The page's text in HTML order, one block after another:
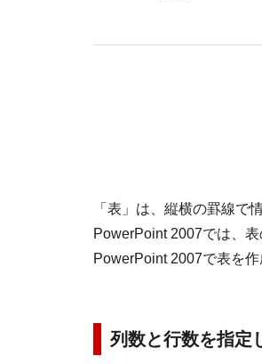
「表」は、縦横の罫線で
PowerPoint 2007では、
PowerPoint 2007で表を
列数と行数を指定